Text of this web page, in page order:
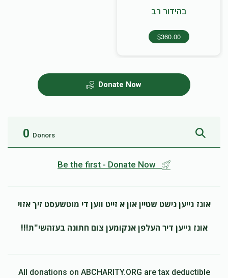
בהידור רב
$360.00
Donate Now
0 Donors
Be the first - Donate Now
אונז גייען נישט שטיין און א זייט ווען די מוטשעסט זיך אזוי
אונז גייען דיר העלפן אנקומען צום חתונה בעזהשי"ת!!!
All donations on ABCHARITY.ORG are tax deductible